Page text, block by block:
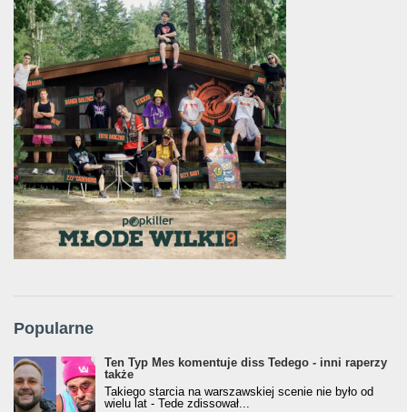
Popularne
Ten Typ Mes komentuje diss Tedego - inni raperzy
także
Takiego starcia na warszawskiej scenie nie było od
wielu lat - Tede zdissował...